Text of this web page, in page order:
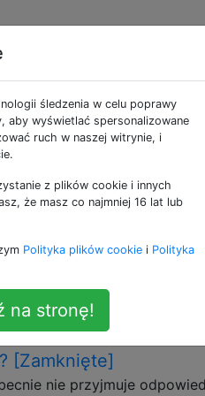
i kategorialnych
kategoryczny. Powiedzieć
gdzie CategoricalAttrzajmuje
klastrowania k-
k-means-code-for-octave/ .
poprawne jest podzielenie
[Zamknięte]
nie przyjmuje
śledzenia w celu poprawy
aby wyświetlać spersonalizowane
ruch w naszej witrynie, i
z plików cookie i innych
że masz co najmniej 16 lat lub
Polityka plików cookie i Polityka
na stronę!